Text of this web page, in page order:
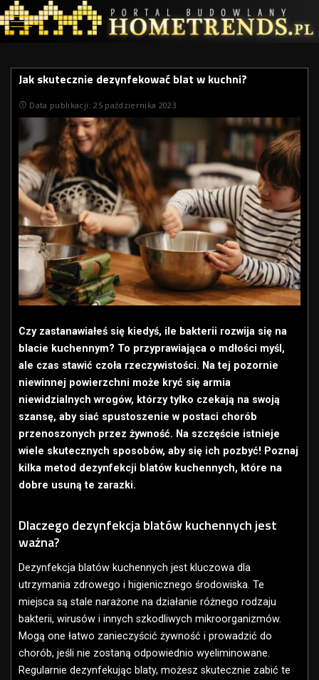
Jak skutecznie dezynfekować blat w kuchni?
Data publikacji: 25 października 2023
Czy zastanawiałeś się kiedyś, ile bakterii rozwija się na
blacie kuchennym? To przyprawiająca o mdłości myśl,
ale czas stawić czoła rzeczywistości. Na tej pozornie
niewinnej powierzchni może kryć się armia
niewidzialnych wrogów, którzy tylko czekają na swoją
szansę, aby siać spustoszenie w postaci chorób
przenoszonych przez żywność. Na szczęście istnieje
wiele skutecznych sposobów, aby się ich pozbyć! Poznaj
kilka metod dezynfekcji blatów kuchennych, które na
dobre usuną te zarazki.
Dlaczego dezynfekcja blatów kuchennych jest
ważna?
Dezynfekcja blatów kuchennych jest kluczowa dla
utrzymania zdrowego i higienicznego środowiska. Te
miejsca są stale narażone na działanie różnego rodzaju
bakterii, wirusów i innych szkodliwych mikroorganizmów.
Mogą one łatwo zanieczyścić żywność i prowadzić do
chorób, jeśli nie zostaną odpowiednio wyeliminowane.
Regularnie dezynfekując blaty, możesz skutecznie zabić te